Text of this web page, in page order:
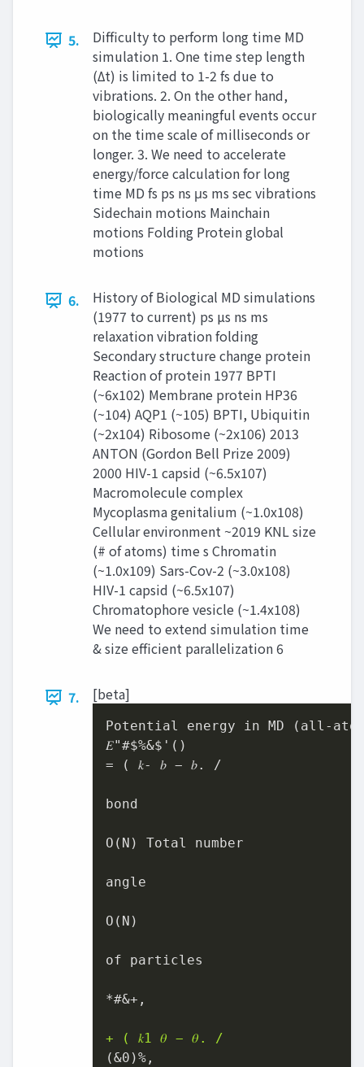
5.
Difficulty to perform long time MD
simulation 1. One time step length
(Δt) is limited to 1-2 fs due to
vibrations. 2. On the other hand,
biologically meaningful events occur
on the time scale of milliseconds or
longer. 3. We need to accelerate
energy/force calculation for long
time MD fs ps ns μs ms sec vibrations
Sidechain motions Mainchain
motions Folding Protein global
motions
6.
History of Biological MD simulations
(1977 to current) ps µs ns ms
relaxation vibration folding
Secondary structure change protein
Reaction of protein 1977 BPTI
(~6x102) Membrane protein HP36
(~104) AQP1 (~105) BPTI, Ubiquitin
(~2x104) Ribosome (~2x106) 2013
ANTON (Gordon Bell Prize 2009)
2000 HIV-1 capsid (~6.5x107)
Macromolecule complex
Mycoplasma genitalium (~1.0x108)
Cellular environment ~2019 KNL size
(# of atoms) time s Chromatin
(~1.0x109) Sars-Cov-2 (~3.0x108)
HIV-1 capsid (~6.5x107)
Chromatophore vesicle (~1.4x108)
We need to extend simulation time
& size efficient parallelization 6
7. [beta]
Potential energy in MD (all-
𝐸"#$%&$'()
= ( 𝑘- 𝑏 − 𝑏. /
bond
O(N) Total number
angle
O(N)
of particles
*#&+,
+ ( 𝑘1 𝜃 − 𝜃. /
(&0)%,